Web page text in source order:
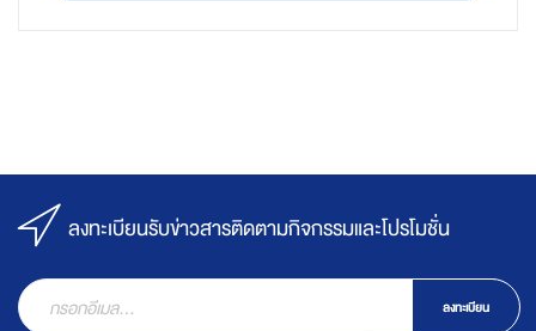
ลงทะเบียนรับข่าวสารติดตามกิจกรรมและโปรโมชั่น
ลงทะเบียน